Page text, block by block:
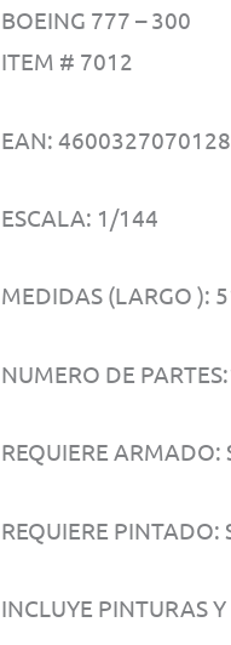
BOEING 777 – 300
ITEM # 7012
EAN: 4600327070128
ESCALA: 1/144
MEDIDAS (LARGO ):
NUMERO DE
REQUIERE ARMADO:
REQUIERE PINTADO:
INCLUYE PINTURAS